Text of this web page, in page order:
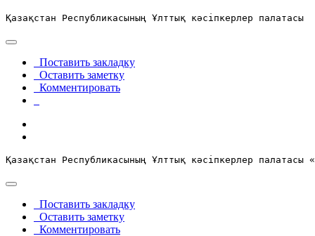
Қазақстан Республикасының Ұлттық кәсіпкерлер палатасы
Поставить закладку
Оставить заметку
Комментировать
Қазақстан Республикасының Ұлттық кәсіпкерлер
Поставить закладку
Оставить заметку
Комментировать